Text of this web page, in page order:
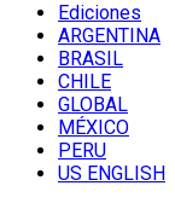
Ediciones
ARGENTINA
BRASIL
CHILE
GLOBAL
MÉXICO
PERU
US ENGLISH